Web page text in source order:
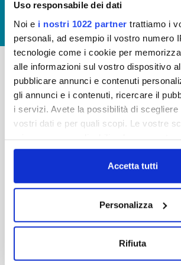
Uso responsabile dei dati
Noi e i nostri 1022 partner trattiamo i
personali, ad esempio il vostro numero
tecnologie come i cookie per
alle informazioni sul vostro dispositivo
pubblicare annunci e contenuti
gli annunci e i contenuti, ricercare il
i servizi. Avete la possibilità di
vostri dati e per quali scopi. Le vostre
in cui avete effettuato le vostre scelte.
modificare o revocare il proprio
momento dalla Dichiarazione sui cookie
Con il tuo consenso, vorremmo anche:
raccogliere informazioni sulla tua
Accetta tutti
Personalizza
Rifiuta
Publiacqua S.p.A
Via Villamagna 90/c -
50126 Fi
Tel. +39 055688903
Reg Imprese Firenze
-
FAQ
COOKIE
CREDITS